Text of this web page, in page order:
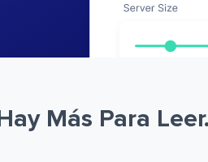
Hay Más Para Leer.